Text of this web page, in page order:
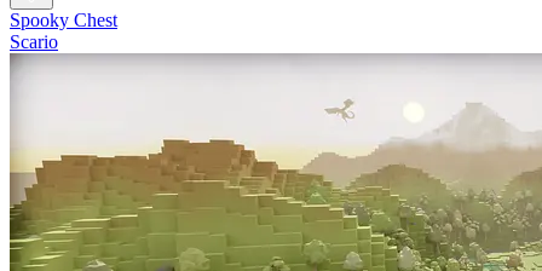
Spooky Chest
Scario